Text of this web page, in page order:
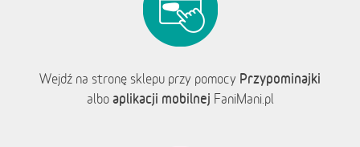
Wejdź na stronę sklepu przy pomocy Przypominajki
albo aplikacji mobilnej FaniMani.pl